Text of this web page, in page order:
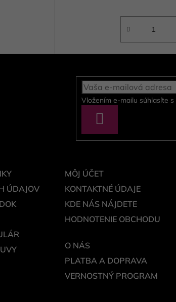
Vložením e-mailu súhlasíte s
SA
ÚDAJOV
MÔJ ÚČET
KONTAKTNÉ ÚDAJE
KDE NÁS NÁJDETE
HODNOTENIE OBCHODU
O NÁS
PLATBA A DOPRAVA
VERNOSTNÝ PROGRAM